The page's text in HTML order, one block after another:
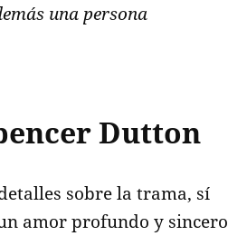
una persona
Dutton
sobre la trama, sí
amor profundo y sincero